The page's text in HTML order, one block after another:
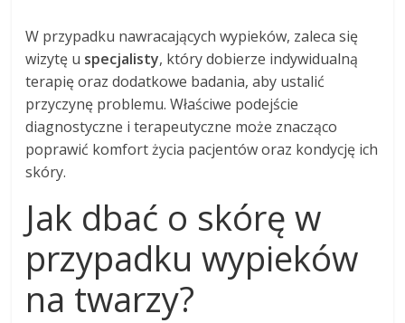
W przypadku nawracających wypieków, zaleca się
wizytę u specjalisty, który dobierze indywidualną
terapię oraz dodatkowe badania, aby ustalić
przyczynę problemu. Właściwe podejście
diagnostyczne i terapeutyczne może znacząco
poprawić komfort życia pacjentów oraz kondycję ich
skóry.
Jak dbać o skórę w
przypadku wypieków
na twarzy?